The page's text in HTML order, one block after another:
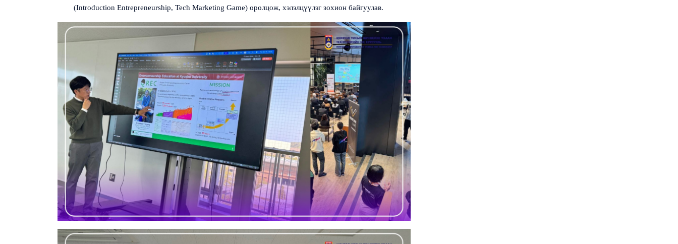
(Introduction Entrepreneurship, Tech Marketing Game) оролцож, хэлэлцүүлэг зохион байгуулав.